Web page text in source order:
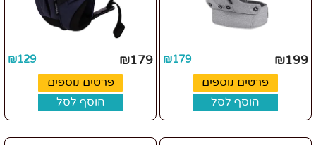
₪199
₪179
פרטים נוספים
הוסף לסל
₪179
₪129
פרטים נוספים
הוסף לסל